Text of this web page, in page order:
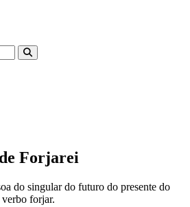
de Forjarei
do singular do futuro do presente do
forjar.